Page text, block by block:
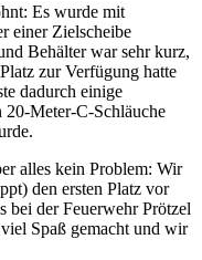
Es wurde mit
einer Zielscheibe
Behälter war sehr kurz,
zur Verfügung hatte
dadurch einige
20-Meter-C-Schläuche
alles kein Problem: Wir
den ersten Platz vor
bei der Feuerwehr Prötzel
Spaß gemacht und wir